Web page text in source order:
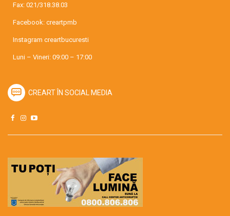
Fax: 021/318.38.03
Facebook: creartpmb
Instagram creartbucuresti
Luni – Vineri: 09:00 – 17:00
CREART ÎN SOCIAL MEDIA